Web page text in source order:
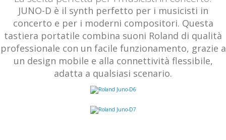
JUNO-D è il synth perfetto per i musicisti in
concerto e per i moderni compositori. Questa
tastiera portatile combina suoni Roland di qualità
professionale con un facile funzionamento, grazie a
un design mobile e alla connettività flessibile,
adatta a qualsiasi scenario.